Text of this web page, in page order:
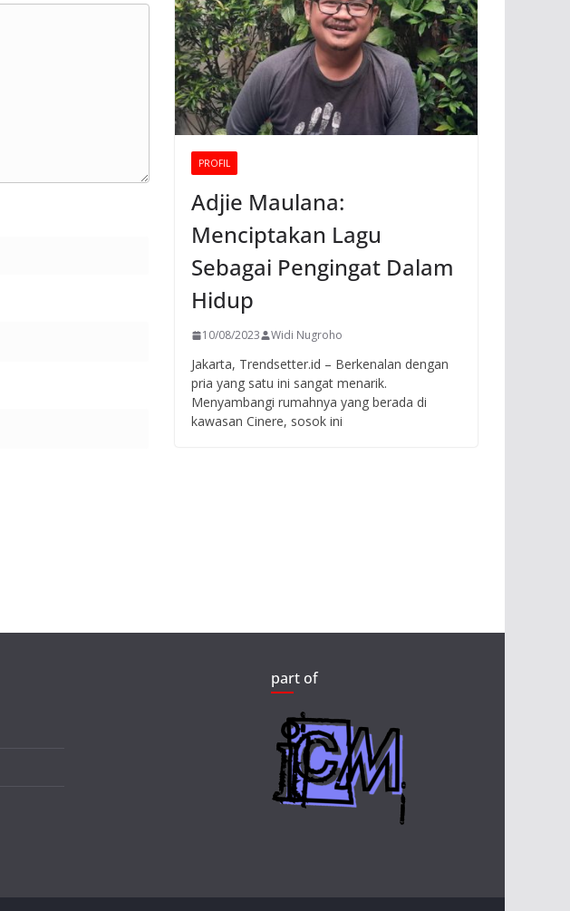
PROFIL
Adjie Maulana:
Menciptakan Lagu
Sebagai Pengingat Dalam
Hidup
10/08/2023 Widi Nugroho
Jakarta, Trendsetter.id – Berkenalan dengan
pria yang satu ini sangat menarik.
Menyambangi rumahnya yang berada di
kawasan Cinere, sosok ini
part of